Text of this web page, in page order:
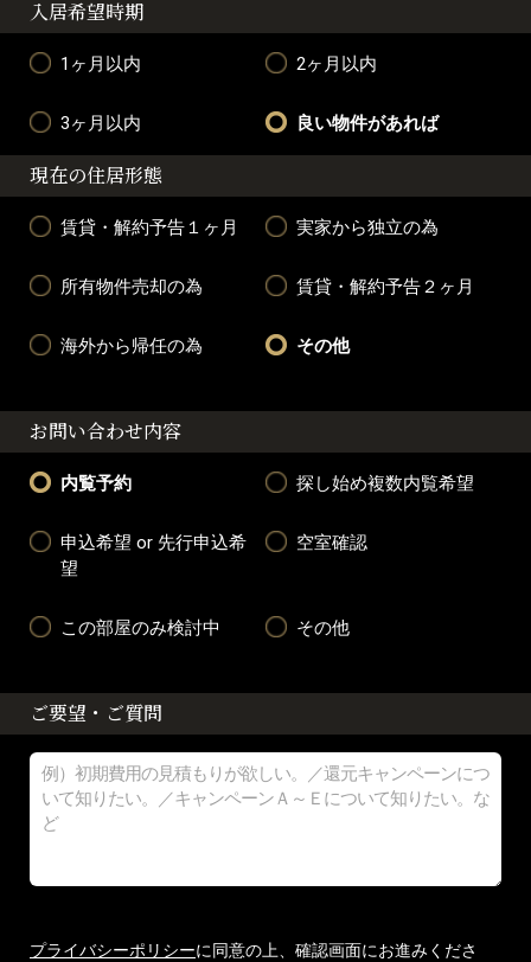
入居希望時期
1ヶ月以内 2ヶ月以内
3ヶ月以内 良い物件があれば
現在の住居形態
賃貸・解約予告１ヶ月 実家から独立の為
所有物件売却の為 賃貸・解約予告２ヶ月
海外から帰任の為 その他
お問い合わせ内容
内覧予約 探し始め複数内覧希望
申込希望 or 先行申込希
望
空室確認
この部屋のみ検討中 その他
ご要望・ご質問
プライバシーポリシーに同意の上、確認画面にお進みくださ